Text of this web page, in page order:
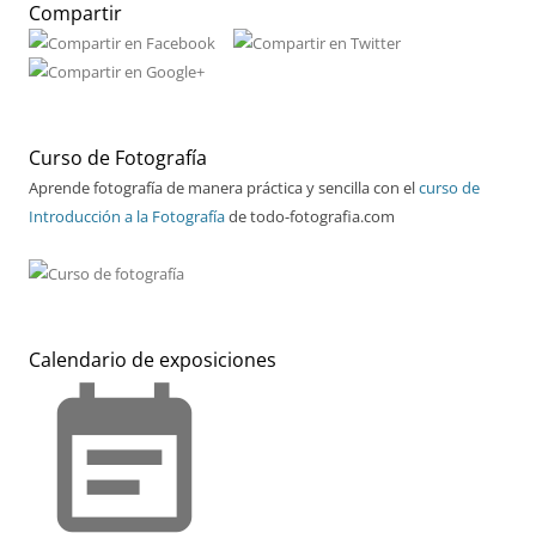
Compartir
Curso de Fotografía
Aprende fotografía de manera práctica y sencilla con elcurso de
Introducción a la Fotografíade todo-fotografia.com
Calendario de exposiciones
event_note